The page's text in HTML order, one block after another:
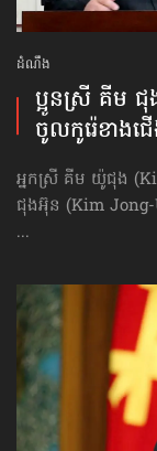
ដំណឹង
ប្អូនស្រី គីម
ចូល​កូរ៉េខាងជ
អ្នកស្រី គីម យ៉ូជុង
ជុងអ៊ុន (Kim Jong-
...